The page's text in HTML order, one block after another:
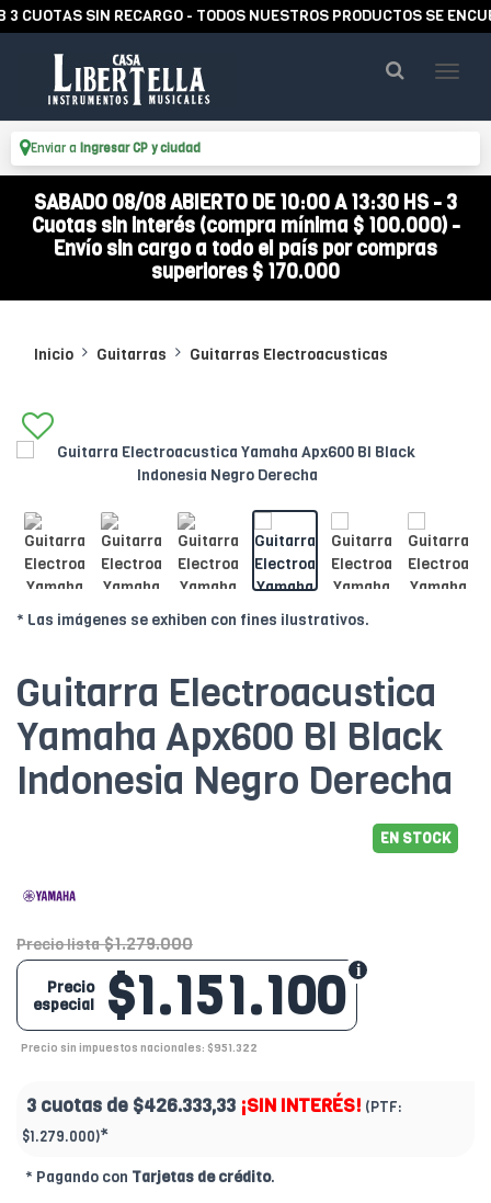
SIN RECARGO - TODOS NUESTROS PRODUCTOS SE
Enviar a Ingresar CP y ciudad
SABADO 08/08 ABIERTO DE 10:00 A 13:30 HS - 3
Cuotas sin interés (compra mínima $ 100.000) -
Envío sin cargo a todo el país por compras
superiores $ 170.000
Inicio Guitarras Guitarras Electroacusticas
* Las imágenes se exhiben con fines ilustrativos.
Guitarra Electroacustica
Yamaha Apx600 Bl Black
Indonesia Negro Derecha
EN STOCK
Precio lista $1.279.000
$1.151.100
Precio
especial
Precio sin impuestos nacionales: $951.322
3 cuotas de $426.333,33 ¡SIN INTERÉS! (PTF:
$1.279.000)*
* Pagando con Tarjetas de crédito.